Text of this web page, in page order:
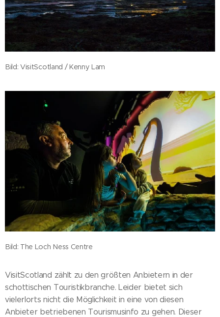
Bild: VisitScotland / Kenny Lam
Bild: The Loch Ness Centre
VisitScotland zählt zu den größten Anbietern in der
schottischen Touristikbranche. Leider bietet sich
vielerlorts nicht die Möglichkeit in eine von diesen
Anbieter betriebenen Tourismusinfo zu gehen. Dieser